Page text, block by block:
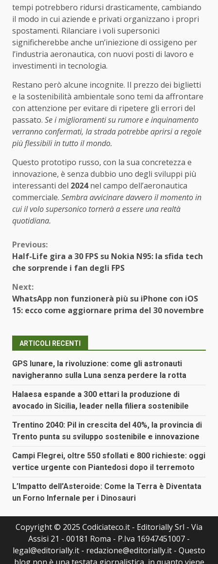
tempi potrebbero ridursi drasticamente, cambiando
il modo in cui aziende e privati organizzano i propri
spostamenti. Rilanciare i voli supersonici
significherebbe anche un’iniezione di ossigeno per
l’industria aeronautica, con nuovi posti di lavoro e
investimenti in tecnologia.
Restano però alcune incognite. Il prezzo dei biglietti
e la sostenibilità ambientale sono temi da affrontare
con attenzione per evitare di ripetere gli errori del
passato. Se i miglioramenti su rumore e inquinamento
verranno confermati, la strada potrebbe aprirsi a regole
più flessibili in tutto il mondo.
Questo prototipo russo, con la sua concretezza e
innovazione, è senza dubbio uno degli sviluppi più
interessanti del 2024nel campo dell’aeronautica
commerciale. Sembra avvicinare davvero il momento in
cui il volo supersonico tornerà a essere una realtà
quotidiana.
Continue
Reading
Previous:
Half-Life gira a 30 FPS su Nokia N95: la sfida tech
che sorprende i fan degli FPS
Next:
WhatsApp non funzionerà più su iPhone con iOS
15: ecco come aggiornare prima del 30 novembre
ARTICOLI RECENTI
GPS lunare, la rivoluzione: come gli astronauti
navigheranno sulla Luna senza perdere la rotta
Halaesa espande a 300 ettari la produzione di
avocado in Sicilia, leader nella filiera sostenibile
Trentino 2040: Pil in crescita del 40%, la provincia di
Trento punta su sviluppo sostenibile e innovazione
Campi Flegrei, oltre 550 sfollati e 800 richieste: oggi
vertice urgente con Piantedosi dopo il terremoto
L’Impatto dell’Asteroide: Come la Terra è Diventata
un Forno Infernale per i Dinosauri
Copyright © 2025 Codiciateco.it - Editorially Srl - Via
Assisi 21 - 00181 Roma - P.Iva 16947451007 -
legal@editorially.it - redazione@editorially.it - Questo